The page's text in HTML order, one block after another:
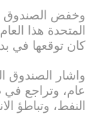
وخفض الصندوق
كان توقعها في
واشار الصندوق
عام، وتراجع
النفط، وتباطؤ